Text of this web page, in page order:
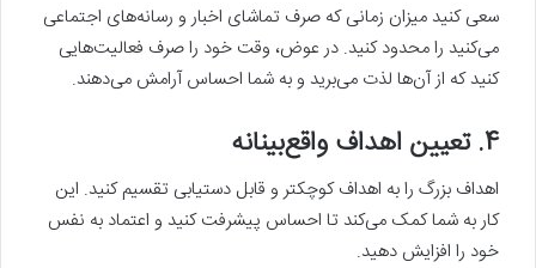
سعی کنید میزان زمانی که صرف تماشای اخبار و رسانه‌های اجتماعی
می‌کنید را محدود کنید. در عوض، وقت خود را صرف فعالیت‌هایی
کنید که از آن‌ها لذت می‌برید و به شما احساس آرامش می‌دهند.
4. تعیین اهداف واقع‌بینانه
اهداف بزرگ را به اهداف کوچکتر و قابل دستیابی تقسیم کنید. این
کار به شما کمک می‌کند تا احساس پیشرفت کنید و اعتماد به نفس
خود را افزایش دهید.